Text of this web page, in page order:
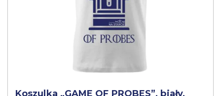
Koszulka „GAME OF PROBES”, biały,